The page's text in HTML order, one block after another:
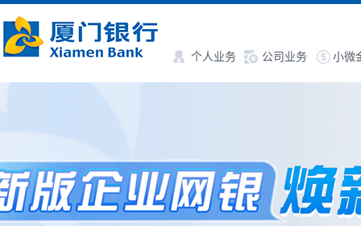
个人业务 公司业务 小微